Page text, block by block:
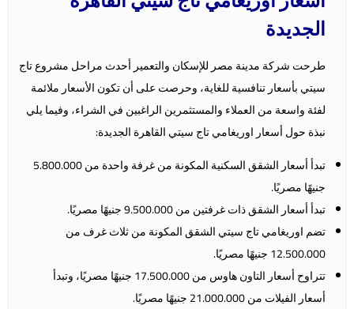
الجديدة
طرحت شركة مدينة مصر للإسكان والتعمير أحدث مراحل مشروع تاج
سيتي بأسعار تنافسية للغاية، وحرصت على أن تكون الأسعار ملائمة
لفئة واسعة من العملاء والمستثمرين الراغبين في الشراء، وفيما يلي
نبذة حول أسعار اوريغامي تاج سيتي القاهرة الجديدة:
تبدأ أسعار الشقق السكنية المكونة من غرفة واحدة من 5.800.000
جنيهًا مصريًا.
تبدأ أسعار الشقق ذات غرفتين من 9.500.000 جنيهًا مصريًا.
تضم اوريغامي تاج سيتي الشقق المكونة من ثلاث غرف من
12.500.000 جنيهًا مصريًا.
تتراوح أسعار التاون هاوس من 17.500.000 جنيهًا مصريًا، وتبدأ
أسعار الفيلات من 21.000.000 جنيهًا مصريًا.